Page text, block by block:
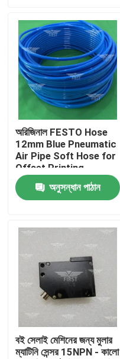
পণ্য
আমাদের সম্পর্কে
কারখানা পরিদর্শন
গুণমান নিয়ন্ত্রণ
আমাদের সাথে যোগাযোগ করুন
মামলা
অফসেট প্রিন্টিং অংশ
অরিজিনাল FESTO Hose
12mm Blue Pneumatic
Air Pipe Soft Hose for
Offset Printing
Machine (অফসেট প্রিন্টিং
মেশিনের জন্য মূল FESTO
নল)
অনুসন্ধান পাঠান
বই সেলাই মেশিনের জন্য মুলার
ম্যাটিনি সেন্সর 15NPN - কালো